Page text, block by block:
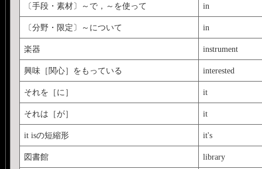
〔手段・素材〕～で，～を使って in
〔分野・限定〕～について in
楽器 instrument
興味［関心］をもっている interested
それを［に］ it
それは［が］ it
it isの短縮形 it's
図書館 library